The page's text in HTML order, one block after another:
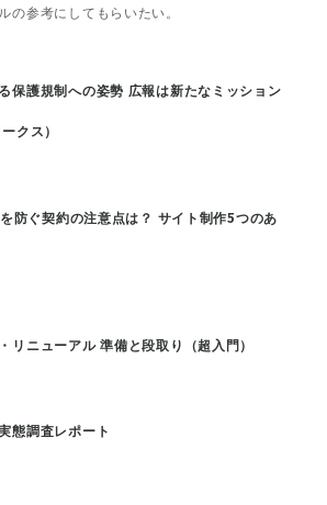
の参考にしてもらいたい。
保護規制への姿勢 広報は新たなミッション
クス）
防ぐ契約の注意点は？ サイト制作5つのあ
リニューアル 準備と段取り（超入門）
態調査レポート